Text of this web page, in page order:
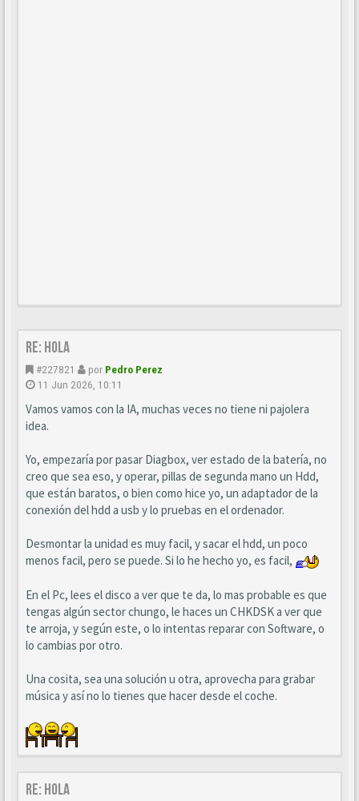
Re: Hola
#227821 por Pedro Perez
11 Jun 2026, 10:11
Vamos vamos con la IA, muchas veces no tiene ni pajolera
idea.
Yo, empezaría por pasar Diagbox, ver estado de la batería, no
creo que sea eso, y operar, pillas de segunda mano un Hdd,
que están baratos, o bien como hice yo, un adaptador de la
conexión del hdd a usb y lo pruebas en el ordenador.
Desmontar la unidad es muy facil, y sacar el hdd, un poco
menos facil, pero se puede. Si lo he hecho yo, es facil,
En el Pc, lees el disco a ver que te da, lo mas probable es que
tengas algún sector chungo, le haces un CHKDSK a ver que
te arroja, y según este, o lo intentas reparar con Software, o
lo cambias por otro.
Una cosita, sea una solución u otra, aprovecha para grabar
música y así no lo tienes que hacer desde el coche.
Re: Hola